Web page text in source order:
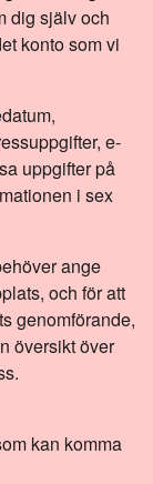
dig själv och
konto som vi
e-
uppgifter på
i sex
ange
och för att
genomförande,
översikt över
kan komma